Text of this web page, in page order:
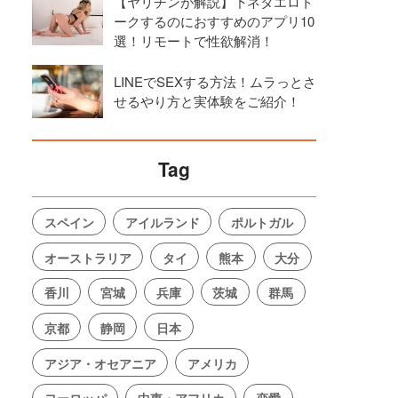
ークするのにおすすめのアプリ10
選！リモートで性欲解消！
LINEでSEXする方法！ムラっとさ
せるやり方と実体験をご紹介！
Tag
スペイン アイルランド
ポルトガル
オーストラリア
タイ 熊本
大分
香川
宮城 兵庫 茨城
群馬
京都
静岡
日本
アジア・オセアニア
アメリカ